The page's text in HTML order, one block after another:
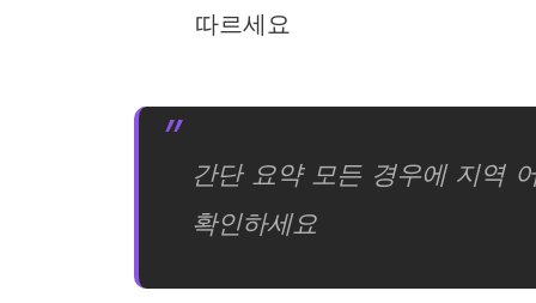
따르세요
간단 요약 모든 경우에 지역
확인하세요